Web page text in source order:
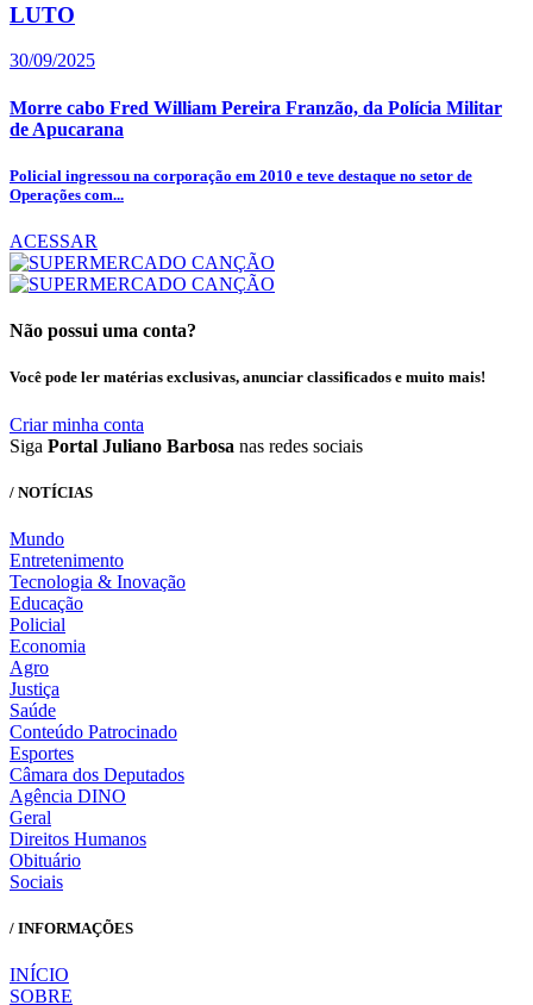
LUTO
30/09/2025
Morre cabo Fred William Pereira Franzão, da Polícia Militar
de Apucarana
Policial ingressou na corporação em 2010 e teve destaque no setor de
Operações com...
ACESSAR
Não possui uma conta?
Você pode ler matérias exclusivas, anunciar classificados e muito mais!
Criar minha conta
Siga Portal Juliano Barbosa nas redes sociais
/ NOTÍCIAS
Mundo
Entretenimento
Tecnologia & Inovação
Educação
Policial
Economia
Agro
Justiça
Saúde
Conteúdo Patrocinado
Esportes
Câmara dos Deputados
Agência DINO
Geral
Direitos Humanos
Obituário
Sociais
/ INFORMAÇÕES
INÍCIO
SOBRE